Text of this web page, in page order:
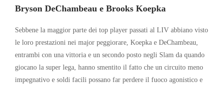
Bryson DeChambeau e Brooks Koepka
Sebbene la maggior parte dei top player passati al LIV abbiano visto
le loro prestazioni nei major peggiorare, Koepka e DeChambeau,
entrambi con una vittoria e un secondo posto negli Slam da quando
giocano la super lega, hanno smentito il fatto che un circuito meno
impegnativo e soldi facili possano far perdere il fuoco agonistico e